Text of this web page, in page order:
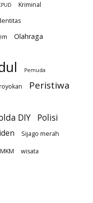
Kriminal
Olahraga
Pemuda
Peristiwa
DIY
Polisi
Sijago merah
wisata